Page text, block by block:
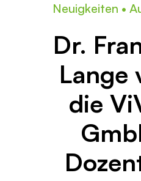
Neuigkeiten •
Dr.
die